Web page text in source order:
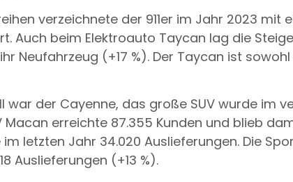
verzeichnete der 911er im Jahr 2023 mit
Auch beim Elektroauto Taycan lag die
Neufahrzeug (+17 %). Der Taycan ist
der Cayenne, das große SUV wurde im
erreichte 87.355 Kunden und blieb
letzten Jahr 34.020 Auslieferungen. Die
Auslieferungen (+13 %).